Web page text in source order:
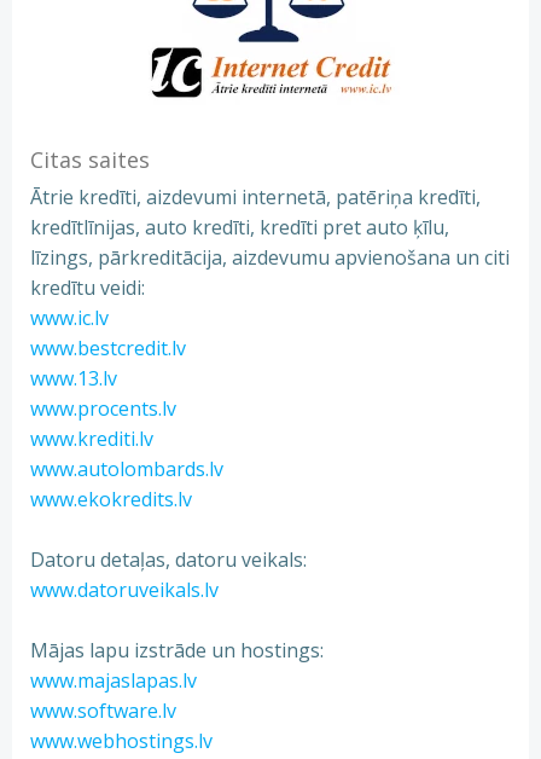
Citas saites
Ātrie kredīti, aizdevumi internetā, patēriņa kredīti,
kredītlīnijas, auto kredīti, kredīti pret auto ķīlu,
līzings, pārkreditācija, aizdevumu apvienošana un citi
kredītu veidi:
www.ic.lv
www.bestcredit.lv
www.13.lv
www.procents.lv
www.krediti.lv
www.autolombards.lv
www.ekokredits.lv
Datoru detaļas, datoru veikals:
www.datoruveikals.lv
Mājas lapu izstrāde un hostings:
www.majaslapas.lv
www.software.lv
www.webhostings.lv